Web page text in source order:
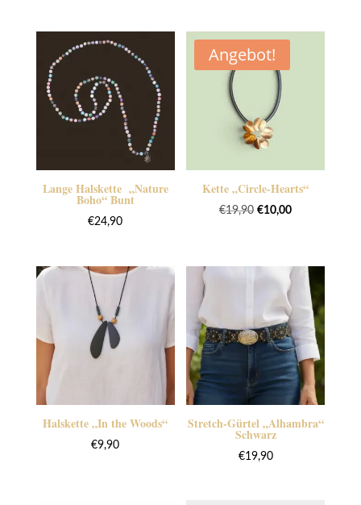
€14,90
Lange Halskette „Nature
Boho“ Bunt
€24,90
Angebot!
Kette „Circle-Hearts“
€19,90 Ursprünglicher
€19,90
€10,00Aktueller
€10,00.
Halskette „In the Woods“
€9,90
Stretch-Gürtel „Alhambra“
Schwarz
€19,90